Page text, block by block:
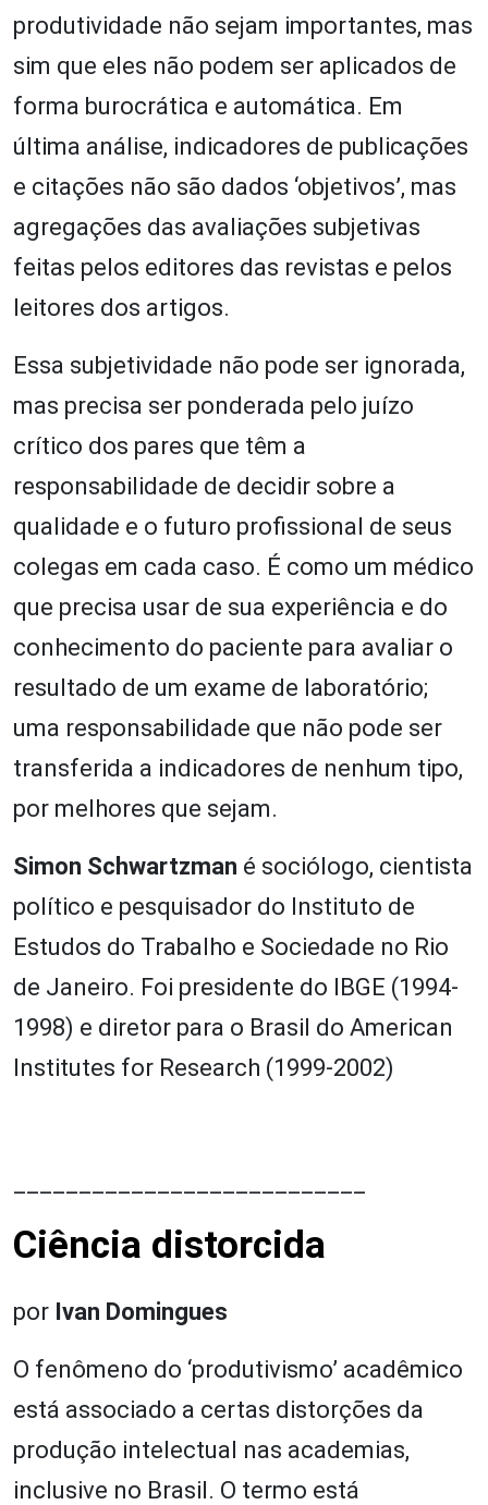
produtividade não sejam importantes, mas
sim que eles não podem ser aplicados de
forma burocrática e automática. Em
última análise, indicadores de publicações
e citações não são dados ‘objetivos’, mas
agregações das avaliações subjetivas
feitas pelos editores das revistas e pelos
leitores dos artigos.
Essa subjetividade não pode ser ignorada,
mas precisa ser ponderada pelo juízo
crítico dos pares que têm a
responsabilidade de decidir sobre a
qualidade e o futuro profissional de seus
colegas em cada caso. É como um médico
que precisa usar de sua experiência e do
conhecimento do paciente para avaliar o
resultado de um exame de laboratório;
uma responsabilidade que não pode ser
transferida a indicadores de nenhum tipo,
por melhores que sejam.
Simon Schwartzman é sociólogo, cientista
político e pesquisador do Instituto de
Estudos do Trabalho e Sociedade no Rio
de Janeiro. Foi presidente do IBGE (1994-
1998) e diretor para o Brasil do American
Institutes for Research (1999-2002)
Ciência distorcida
por Ivan Domingues
O fenômeno do ‘produtivismo’ acadêmico
está associado a certas distorções da
produção intelectual nas academias,
inclusive no Brasil. O termo está